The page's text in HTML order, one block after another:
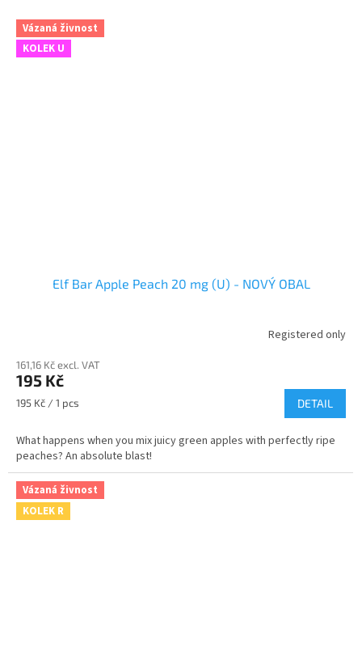
Vázaná živnost
KOLEK U
Elf Bar Apple Peach 20 mg (U) - NOVÝ OBAL
Registered only
161,16 Kč excl. VAT
195 Kč
Measure
195 Kč / 1 pcs DETAIL
What happens when you mix juicy green apples with perfectly ripe
peaches? An absolute blast!
Vázaná živnost
KOLEK R